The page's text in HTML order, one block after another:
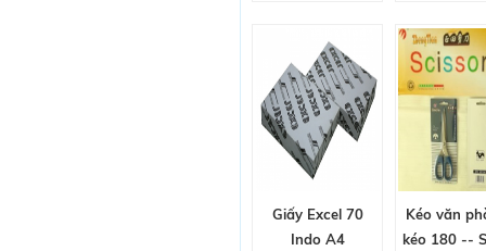
Giấy Excel 70
Indo A4
Kéo văn
kéo 180 --